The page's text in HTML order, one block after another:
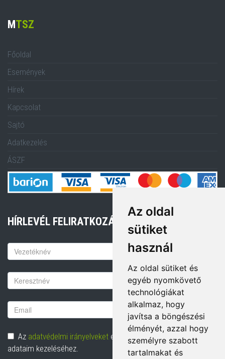
Az oldal
sütiket
használ
Az oldal sütiket és
egyéb nyomkövető
technológiákat
alkalmaz, hogy
javítsa a böngészési
élményét, azzal hogy
személyre szabott
tartalmakat és
MTSZ
Főoldal
Események
Hírek
Kapcsolat
Sajtó
Adatkezelés
ÁSZF
HÍRLEVÉL FELIRATKOZÁS
Keresztnév
Vezetéknév
Email
cím
Adatvédelem
Az adatvédelmi irányelveket elolvastam és hozzájárulok
adataim kezeléséhez.